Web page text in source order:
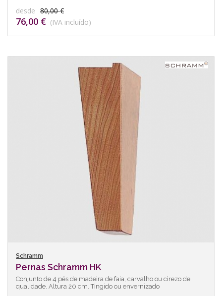
desde 80,00 €
76,00 € (IVA incluído)
Schramm
Pernas Schramm HK
Conjunto de 4 pés de madeira de faia, carvalho ou cirezo de
qualidade. Altura 20 cm. Tingido ou envernizado